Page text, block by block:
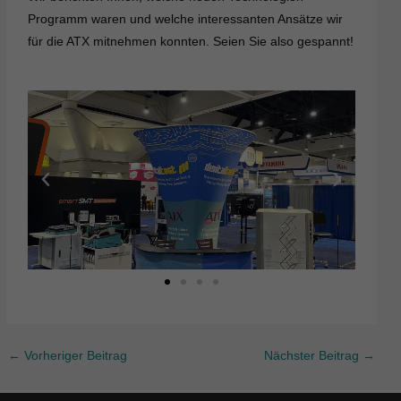
Programm waren und welche interessanten Ansätze wir
für die ATX mitnehmen konnten. Seien Sie also gespannt!
← Vorheriger Beitrag Nächster Beitrag →